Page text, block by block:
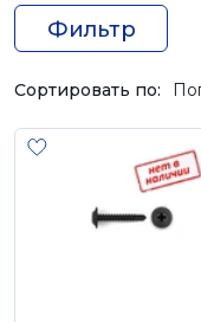
Фильтр
Сортировать по: